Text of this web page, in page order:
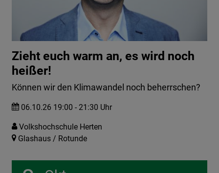
Zieht euch warm an, es wird noch
heißer!
Können wir den Klimawandel noch beherrschen?
06.10.26 19:00 - 21:30 Uhr
Volkshochschule Herten
Glashaus / Rotunde